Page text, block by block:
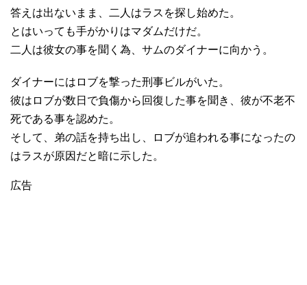
答えは出ないまま、二人はラスを探し始めた。
とはいっても手がかりはマダムだけだ。
二人は彼女の事を聞く為、サムのダイナーに向かう。
ダイナーにはロブを撃った刑事ビルがいた。
彼はロブが数日で負傷から回復した事を聞き、彼が不老不
死である事を認めた。
そして、弟の話を持ち出し、ロブが追われる事になったの
はラスが原因だと暗に示した。
広告